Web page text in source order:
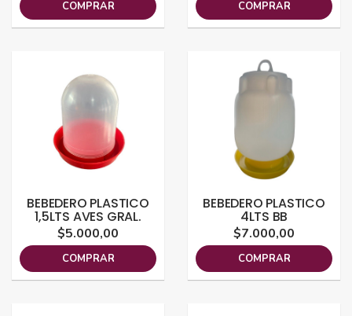
COMPRAR COMPRAR
BEBEDERO PLASTICO
1,5LTS AVES GRAL.
$5.000,00
COMPRAR
BEBEDERO PLASTICO
4LTS BB
$7.000,00
COMPRAR